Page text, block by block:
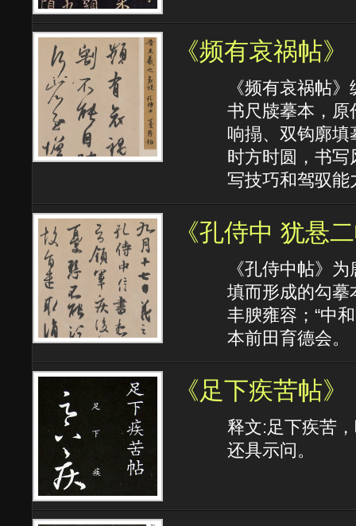
《频有哀祸帖》
《频有哀祸帖
书尺牍摹本，原
响搨、双钩廓
时方时圆，书
写技巧和驾驭能
《孔侍中 犹悬
《孔侍中帖》
填而形成的勾摹
丰腴雍容；“中
本前田育德会。
《足下疾苦帖》
释文:足下疾苦
还具示问。